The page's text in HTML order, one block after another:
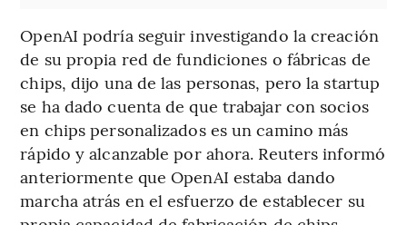
OpenAI podría seguir investigando la creación
de su propia red de fundiciones o fábricas de
chips, dijo una de las personas, pero la startup
se ha dado cuenta de que trabajar con socios
en chips personalizados es un camino más
rápido y alcanzable por ahora. Reuters informó
anteriormente que OpenAI estaba dando
marcha atrás en el esfuerzo de establecer su